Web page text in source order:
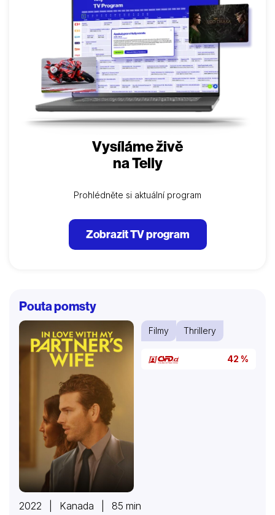
zabránit dalšímu útoku. Film Zdrojový kód vás díky
neustálým nečekaným zvratům nenechá ani chvíli v
klidu. V tomto inteligentním akčním…
Vysíláme živě
na Telly
Prohlédněte si aktuální program
Zobrazit TV program
Pouta pomsty
Filmy Thrillery
42 %
2022 | Kanada | 85 min